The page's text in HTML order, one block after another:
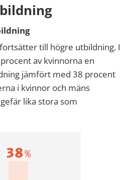
till högre utbildning. I
av kvinnorna en
jämfört med 38 procent
i kvinnor och mäns
lika stora som